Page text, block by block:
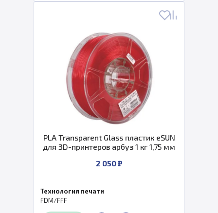
PLA Transparent Glass пластик eSUN
для 3D-принтеров арбуз 1 кг 1,75 мм
2 050 ₽
Технология печати
FDM/FFF